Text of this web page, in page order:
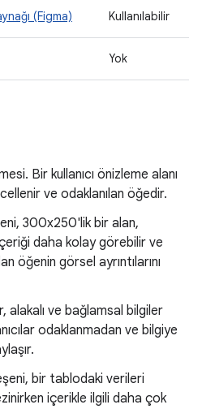
(Figma) Kullanılabilir
Yok
Bir kullanıcı önizleme alanı
ve odaklanılan öğedir.
300x250'lik bir alan,
daha kolay görebilir ve
öğenin görsel ayrıntılarını
alakalı ve bağlamsal bilgiler
odaklanmadan ve bilgiye
bir tablodaki verileri
içerikle ilgili daha çok